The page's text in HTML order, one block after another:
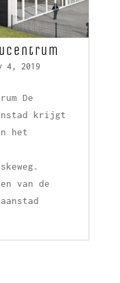
4, 2019
De
krijgt
het
van de